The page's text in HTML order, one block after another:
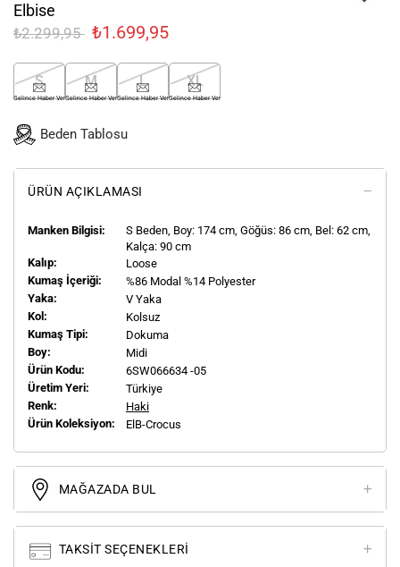
Elbise
₺2.299,95 ₺1.699,95
S
Gelince Haber Ver
M
Gelince Haber Ver
L
Gelince Haber Ver
XL
Gelince Haber Ver
Beden Tablosu
ÜRÜN AÇIKLAMASI
Manken Bilgisi: S Beden, Boy: 174 cm, Göğüs: 86 cm, Bel: 62 cm,
Kalça: 90 cm
Kalıp:
Loose
Kumaş İçeriği:
%86 Modal %14 Polyester
Yaka:
V Yaka
Kol:
Kolsuz
Kumaş Tipi:
Dokuma
Boy:
Midi
Ürün Kodu:
6SW066634 -05
Üretim Yeri:
Türkiye
Renk:
Haki
Ürün Koleksiyon:
ElB-Crocus
MAĞAZADA BUL
TAKSIT SEÇENEKLERI